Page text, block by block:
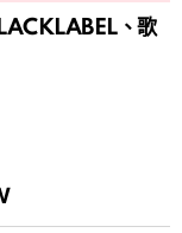
、歌